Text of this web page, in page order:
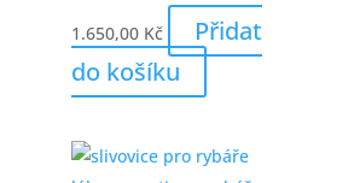
1.650,00 Kč
Přidat
do košíku